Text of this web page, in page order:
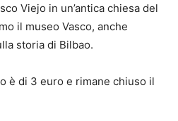
Viejo in un’antica chiesa del
il museo Vasco, anche
storia di Bilbao.
è di 3 euro e rimane chiuso il